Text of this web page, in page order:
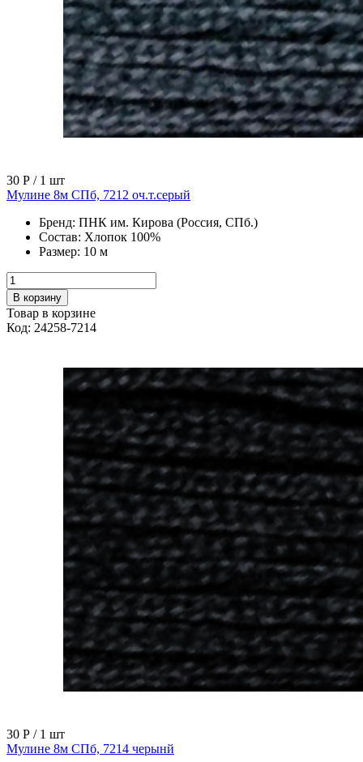
30 Р / 1 шт
Мулине 8м СПб, 7212 оч.т.серый
Бренд: ПНК им. Кирова (Россия, СПб.)
Состав: Хлопок 100%
Размер: 10 м
В корзину
Товар в корзине
Код: 24258-7214
30 Р / 1 шт
Мулине 8м СПб, 7214 черынй